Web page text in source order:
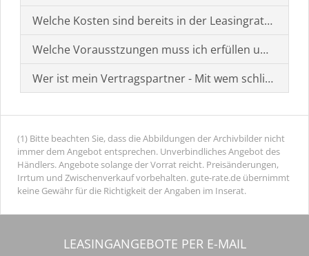
Welche Kosten sind bereits in der Leasingrate
Welche Vorausstzungen muss ich erfüllen um einen
Wer ist mein Vertragspartner - Mit wem schließe ich
(1) Bitte beachten Sie, dass die Abbildungen der Archivbilder nicht
immer dem Angebot entsprechen. Unverbindliches Angebot des
Händlers. Angebote solange der Vorrat reicht. Preisänderungen,
Irrtum und Zwischenverkauf vorbehalten. gute-rate.de übernimmt
keine Gewähr für die Richtigkeit der Angaben im Inserat.
LEASINGANGEBOTE PER E-MAIL